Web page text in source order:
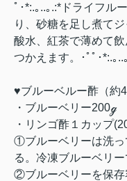
ﾟ･*:.｡..｡.:*ドライフル
り、砂糖を足し煮て
酸水、紅茶で薄めて
つかえます。･ﾟﾟ･*:.｡..
♥ブルーベルー酢（約
・ブルーベリー200ℊ
・リンゴ酢 １カップ
①ブルーベリーは洗っ
る。冷凍ブルーベリー
②ブルーベリーを保存